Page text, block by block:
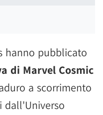
hanno pubblicato
di Marvel Cosmic
a scorrimento
dall'Universo